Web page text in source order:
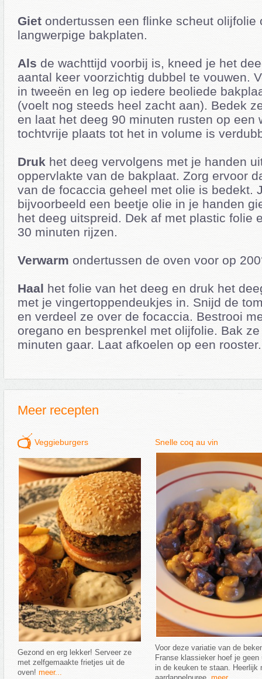
Giet ondertussen een flinke scheut olijfolie
langwerpige bakplaten.
Als de wachttijd voorbij is, kneed je het
aantal keer voorzichtig dubbel te vouwen.
in tweeën en leg op iedere beoliede
(voelt nog steeds heel zacht aan). Bedek
en laat het deeg 90 minuten rusten op een
tochtvrije plaats tot het in volume is
Druk het deeg vervolgens met je handen
oppervlakte van de bakplaat. Zorg ervoor
van de focaccia geheel met olie is bedekt.
bijvoorbeeld een beetje olie in je handen
het deeg uitspreid. Dek af met plastic folie
30 minuten rijzen.
Verwarm ondertussen de oven voor op
Haal het folie van het deeg en druk het
met je vingertoppendeukjes in. Snijd de
en verdeel ze over de focaccia. Bestrooi
oregano en besprenkel met olijfolie. Bak
minuten gaar. Laat afkoelen op een rooster.
Meer recepten
Veggieburgers
Gezond en erg lekker! Serveer ze
met zelfgemaakte frietjes uit de
oven! meer...
Snelle coq au vin
Voor deze variatie van de
Franse klassieker hoef je geen
in de keuken te staan. Heerlijk